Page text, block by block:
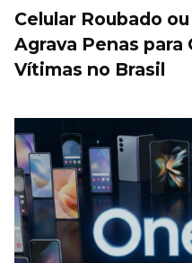
Celular Roubado
Agrava Penas
Vítimas no Brasil